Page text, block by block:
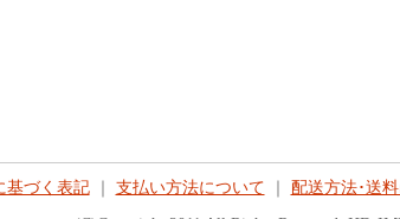
基づく表記｜ 支払い方法について 配送方法･送